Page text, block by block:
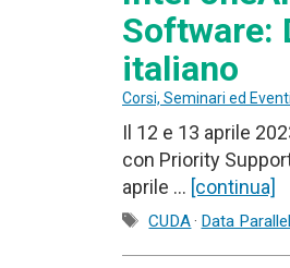
Software:
italiano
Corsi, Seminari ed Eventi
Il 12 e 13 aprile
con Priority
aprile … [continua]
Tag
CUDA· Data Parallel